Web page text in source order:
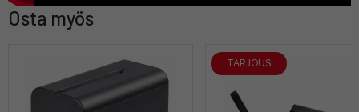
Osta myös
TARJOUS